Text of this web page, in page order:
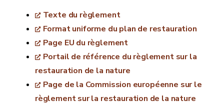
Texte du règlement
Format uniforme du plan de restauration
Page EU du règlement
Portail de référence du règlement sur la
restauration de la nature
Page de la Commission européenne sur le
règlement sur la restauration de la nature